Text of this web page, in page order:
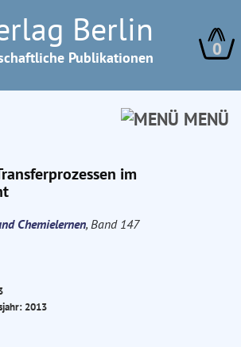
Berlin
Publikationen 0
MENÜ
im
Chemielernen, Band 147
2013